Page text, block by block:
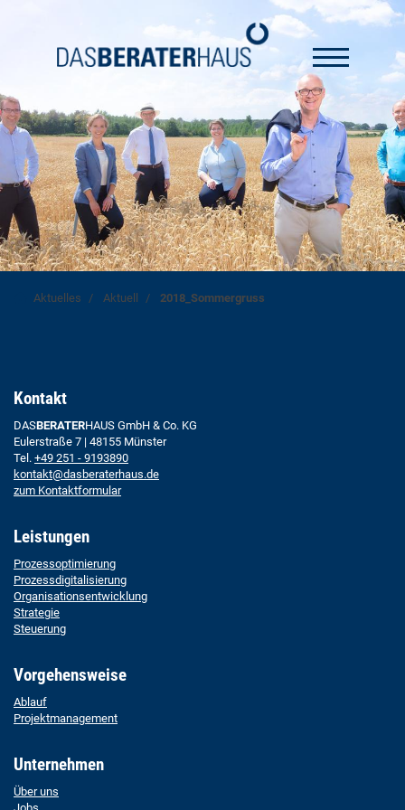
Aktuelles Aktuell 2018_Sommergruss
Kontakt
DASBERATERHAUS GmbH & Co. KG
Eulerstraße 7 | 48155 Münster
Tel. +49 251 - 9193890
kontakt@dasberaterhaus.de
zum Kontaktformular
Leistungen
Prozessoptimierung
Prozessdigitalisierung
Organisationsentwicklung
Strategie
Steuerung
Vorgehensweise
Ablauf
Projektmanagement
Unternehmen
Über uns